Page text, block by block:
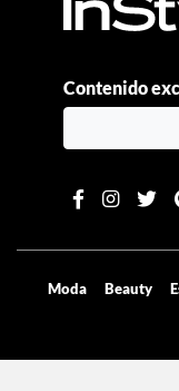
Contenido
Moda Beauty